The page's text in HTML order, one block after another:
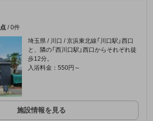
/0件
埼玉県 / 川口 / 京浜東北線「川口駅」西口
と、隣の「西川口駅」西口からそれぞれ徒
歩12分。
入浴料金：550円～
施設情報を見る